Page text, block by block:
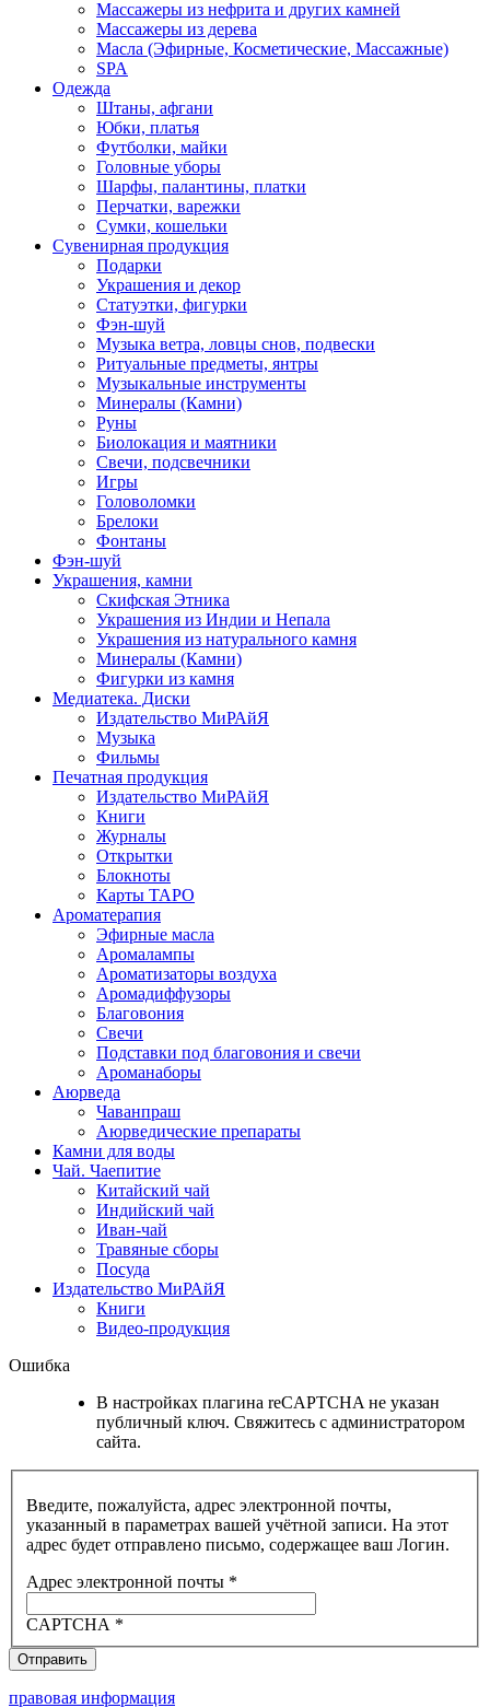
Массажеры из нефрита и других камней
Массажеры из дерева
Масла (Эфирные, Косметические, Массажные)
SPA
Одежда
Штаны, афгани
Юбки, платья
Футболки, майки
Головные уборы
Шарфы, палантины, платки
Перчатки, варежки
Сумки, кошельки
Сувенирная продукция
Подарки
Украшения и декор
Статуэтки, фигурки
Фэн-шуй
Музыка ветра, ловцы снов, подвески
Ритуальные предметы, янтры
Музыкальные инструменты
Минералы (Камни)
Руны
Биолокация и маятники
Свечи, подсвечники
Игры
Головоломки
Брелоки
Фонтаны
Фэн-шуй
Украшения, камни
Скифская Этника
Украшения из Индии и Непала
Украшения из натурального камня
Минералы (Камни)
Фигурки из камня
Медиатека. Диски
Издательство МиРАйЯ
Музыка
Фильмы
Печатная продукция
Издательство МиРАйЯ
Книги
Журналы
Открытки
Блокноты
Карты ТАРО
Ароматерапия
Эфирные масла
Аромалампы
Ароматизаторы воздуха
Аромадиффузоры
Благовония
Свечи
Подставки под благовония и свечи
Ароманаборы
Аюрведа
Чаванпраш
Аюрведические препараты
Камни для воды
Чай. Чаепитие
Китайский чай
Индийский чай
Иван-чай
Травяные сборы
Посуда
Издательство МиРАйЯ
Книги
Видео-продукция
Ошибка
В настройках плагина reCAPTCHA не указан
публичный ключ. Свяжитесь с администратором
сайта.
Введите, пожалуйста, адрес электронной почты,
указанный в параметрах вашей учётной записи. На этот
адрес будет отправлено письмо, содержащее ваш Логин.
Адрес электронной почты *
CAPTCHA *
Отправить
правовая информация